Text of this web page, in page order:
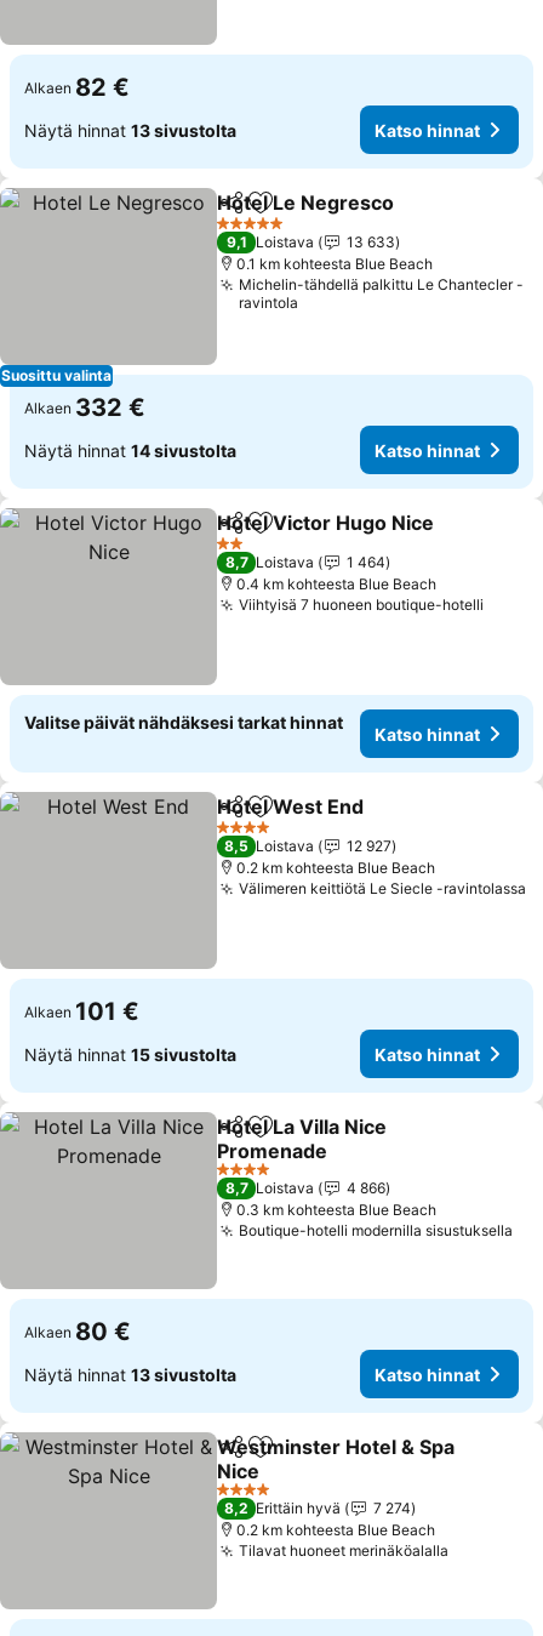
Alkaen 82 €
Näytä hinnat 13 sivustolta Katso hinnat
Suosittu valinta
Jaa Lisää suosikkeihin
Hotel Le Negresco
5 Tähtiluokitus
9,1 Loistava
13 633
0.1 km kohteesta Blue Beach
Michelin-tähdellä palkittu Le Chantecler -
ravintola
Alkaen 332 €
Näytä hinnat 14 sivustolta Katso hinnat
Jaa Lisää suosikkeihin
Hotel Victor Hugo Nice
2 Tähtiluokitus
8,7 Loistava
1 464
0.4 km kohteesta Blue Beach
Viihtyisä 7 huoneen boutique-hotelli
Valitse päivät nähdäksesi tarkat hinnat
Katso hinnat
Jaa Lisää suosikkeihin
Hotel West End
4 Tähtiluokitus
8,5 Loistava
12 927
0.2 km kohteesta Blue Beach
Välimeren keittiötä Le Siecle -ravintolassa
Alkaen 101 €
Näytä hinnat 15 sivustolta Katso hinnat
Jaa Lisää suosikkeihin
Hotel La Villa Nice
Promenade
Katso hinnat
4 Tähtiluokitus
8,7 Loistava
4 866
0.3 km kohteesta Blue Beach
Boutique-hotelli modernilla sisustuksella
Alkaen 80 €
Näytä hinnat 13 sivustolta Katso hinnat
Jaa Lisää suosikkeihin
Westminster Hotel & Spa
Nice
Katso hinnat
4 Tähtiluokitus
8,2 Erittäin hyvä
7 274
0.2 km kohteesta Blue Beach
Tilavat huoneet merinäköalalla